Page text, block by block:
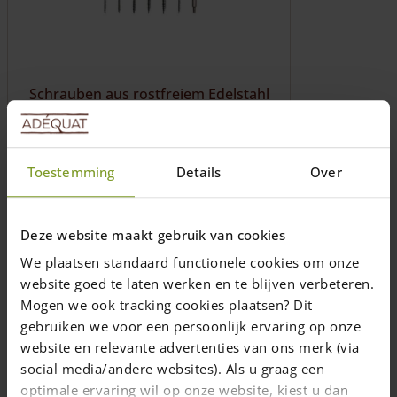
Toestemming Details Over
Deze website maakt gebruik van cookies
We plaatsen standaard functionele cookies om onze
website goed te laten werken en te blijven verbeteren.
Mogen we ook tracking cookies plaatsen? Dit
gebruiken we voor een persoonlijk ervaring op onze
website en relevante advertenties van ons merk (via
social media/andere websites). Als u graag een
optimale ervaring wil op onze website, kiest u dan
Schrauben aus rostfreiem Edelstahl
Größe x Länge (mm) 4,5 x 50, 4,5 x 60,
4,5 x 70, 5,0 x 100, 6,0 x 120, 6,0 x 140
(mm)
Versandkosten
Lieferzeit: 1-2 Wochen
Ausführung wählen
Dieses
Produkt
weist
mehrere